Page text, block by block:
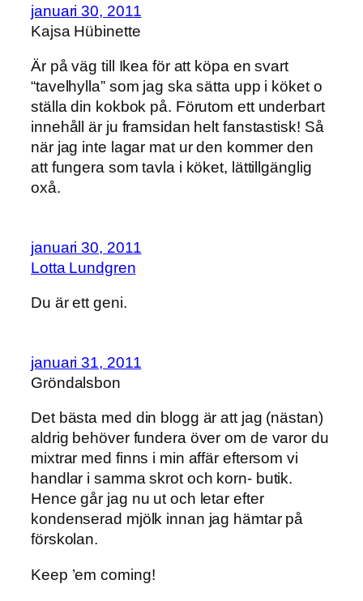
januari 30, 2011
Kajsa Hübinette
Är på väg till Ikea för att köpa en svart
“tavelhylla” som jag ska sätta upp i köket o
ställa din kokbok på. Förutom ett underbart
innehåll är ju framsidan helt fanstastisk! Så
när jag inte lagar mat ur den kommer den
att fungera som tavla i köket, lättillgänglig
oxå.
januari 30, 2011
Lotta Lundgren
Du är ett geni.
januari 31, 2011
Gröndalsbon
Det bästa med din blogg är att jag (nästan)
aldrig behöver fundera över om de varor du
mixtrar med finns i min affär eftersom vi
handlar i samma skrot och korn- butik.
Hence går jag nu ut och letar efter
kondenserad mjölk innan jag hämtar på
förskolan.
Keep ’em coming!